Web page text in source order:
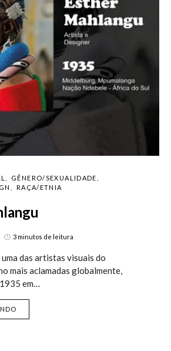
GÊNERO/SEXUALIDADE
RAÇA/ETNIA
3 minutos de leitura
das artistas visuais do
mais aclamadas globalmente,
em…